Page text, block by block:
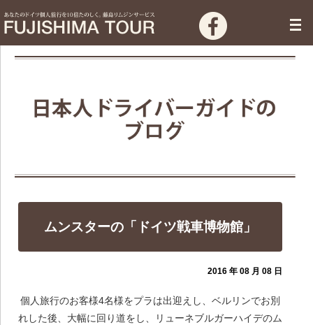
ムンスターの「ドイツ戦車博物館」
2016 年 08 月 08 日
個人旅行のお客様4名様をプラは出迎えし、ベルリンでお別
れした後、大幅に回り道をし、リューネブルガーハイデのム